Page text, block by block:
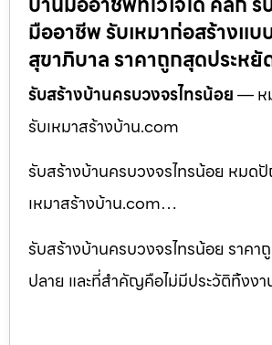
มืออาชีพ รับเหมาก่อสร้างแ
สุขาภิบาล ราคาถูกสุดประหยั
รับสร้างบ้านครบวงจรไทรน้อย— ห
รับเหมาสร้างบ้าน.com
รับสร้างบ้านครบวงจรไทรน้อย หมด
เหมาสร้างบ้าน.com…
รับสร้างบ้านครบวงจรไทรน้อย ราค
ปลาย และที่สำคัญคือไม่มีประวัติทิ้งงา